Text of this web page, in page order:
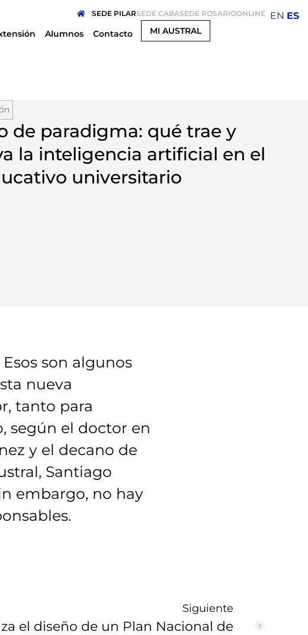
SEDE PILARSEDE CABASEDE ROSARIOONLINE
Alumnos Contacto MI AUSTRAL
de paradigma: qué trae y
la inteligencia artificial en el
universitario
son algunos
nueva
tanto para
según el doctor en
y el decano de
Santiago
embargo, no hay
Siguiente
el diseño de un Plan Nacional de
EN ES